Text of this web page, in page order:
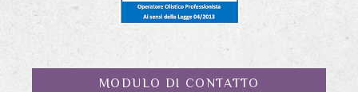
MODULO DI CONTATTO